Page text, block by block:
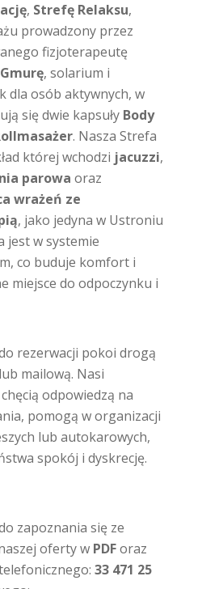
, Strefę Relaksu,
prowadzony przez
fizjoterapeutę
, solarium i
dla osób aktywnych, w
się dwie kapsuły Body
. Nasza Strefa
której wchodzi jacuzzi,
parowa oraz
wrażeń ze
, jako jedyna w Ustroniu
jest w systemie
co buduje komfort i
miejsce do odpoczynku i
rezerwacji pokoi drogą
mailową. Nasi
odpowiedzą na
pomogą w organizacji
lub autokarowych,
spokój i dyskrecję.
zapoznania się ze
oferty w PDForaz
33 471 25